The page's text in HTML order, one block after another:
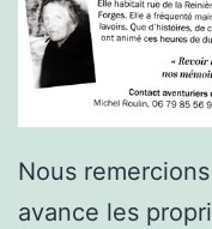
Nous
avance les